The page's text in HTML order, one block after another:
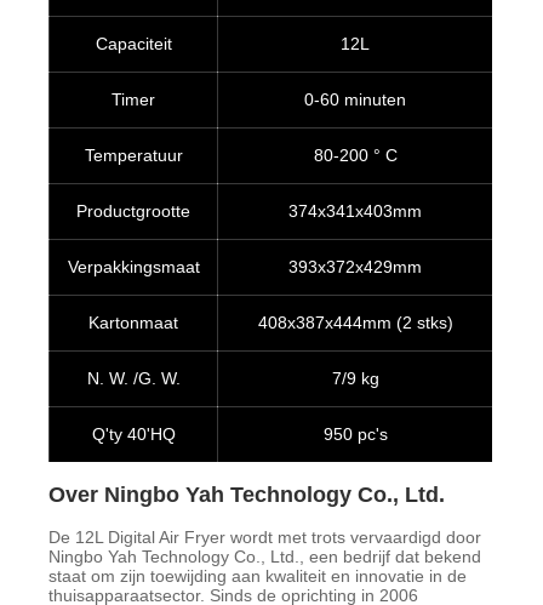
Capaciteit 12L
Timer 0-60 minuten
Temperatuur 80-200 ° C
Productgrootte 374x341x403mm
Verpakkingsmaat 393x372x429mm
Kartonmaat 408x387x444mm (2 stks)
N. W. /G. W. 7/9 kg
Q'ty 40'HQ 950 pc's
Over Ningbo Yah Technology Co., Ltd.
De 12L Digital Air Fryer wordt met trots vervaardigd door
Ningbo Yah Technology Co., Ltd., een bedrijf dat bekend
staat om zijn toewijding aan kwaliteit en innovatie in de
thuisapparaatsector. Sinds de oprichting in 2006